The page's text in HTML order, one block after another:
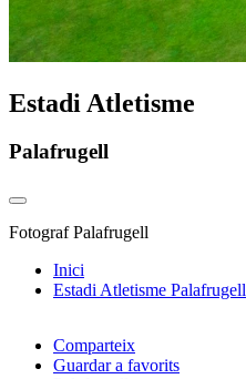
Estadi Atletisme
Palafrugell
FotografPalafrugell
Inici
Estadi Atletisme Palafrugell
Comparteix
Guardar a favorits